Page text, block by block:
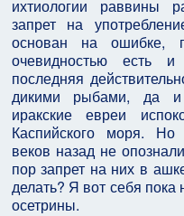
ихтиологии раввины
запрет на
основан на ошибке,
очевидностью есть
последняя
дикими рыбами, да и
иракские евреи
Каспийского моря.
веков назад не
пор запрет на них в
делать? Я вот себя пока
осетрины.